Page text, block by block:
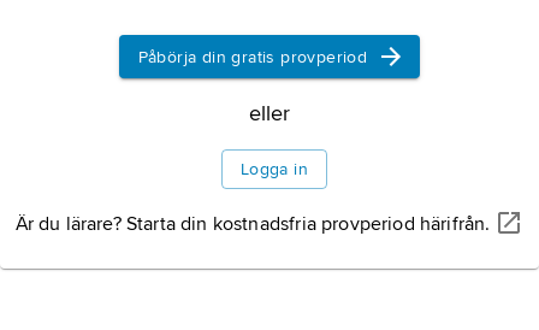
Information om artikeln
Påbörja din gratis provperiod
eller
Logga in
Är du lärare? Starta din kostnadsfria provperiod härifrån.